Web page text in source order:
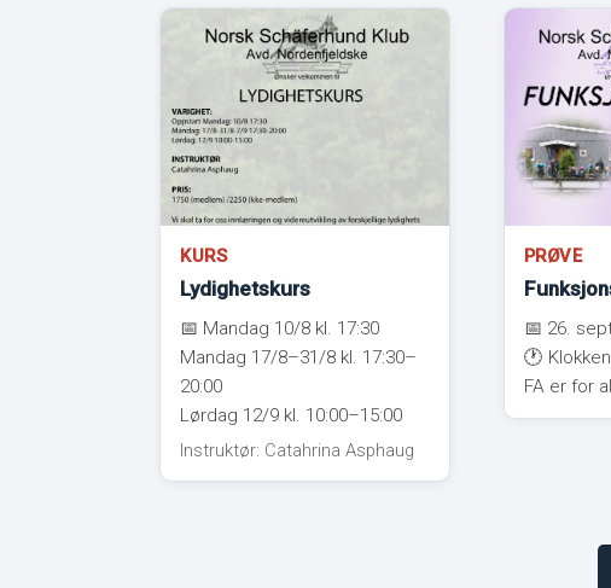
KURS
Lydighetskurs
📅 Mandag 10/8 kl. 17:30
Mandag 17/8–31/8 kl. 17:30–
20:00
Lørdag 12/9 kl. 10:00–15:00
Instruktør: Catahrina Asphaug
PRØVE
📅 26.
🕐
FA er for